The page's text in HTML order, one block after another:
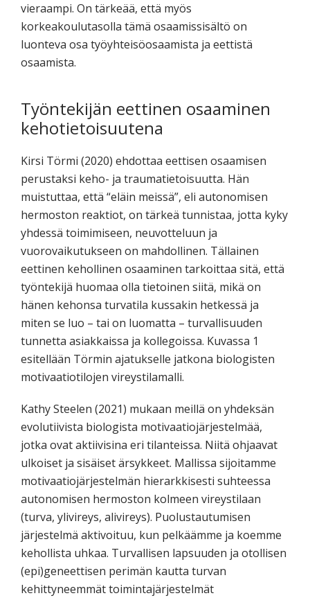
vieraampi. On tärkeää, että myös
korkeakoulutasolla tämä osaamissisältö on
luonteva osa työyhteisöosaamista ja eettistä
osaamista.
Työntekijän eettinen osaaminen
kehotietoisuutena
Kirsi Törmi (2020) ehdottaa eettisen osaamisen
perustaksi keho- ja traumatietoisuutta. Hän
muistuttaa, että “eläin meissä”, eli autonomisen
hermoston reaktiot, on tärkeä tunnistaa, jotta kyky
yhdessä toimimiseen, neuvotteluun ja
vuorovaikutukseen on mahdollinen. Tällainen
eettinen kehollinen osaaminen tarkoittaa sitä, että
työntekijä huomaa olla tietoinen siitä, mikä on
hänen kehonsa turvatila kussakin hetkessä ja
miten se luo – tai on luomatta – turvallisuuden
tunnetta asiakkaissa ja kollegoissa. Kuvassa 1
esitellään Törmin ajatukselle jatkona biologisten
motivaatiotilojen vireystilamalli.
Kathy Steelen (2021) mukaan meillä on yhdeksän
evolutiivista biologista motivaatiojärjestelmää,
jotka ovat aktiivisina eri tilanteissa. Niitä ohjaavat
ulkoiset ja sisäiset ärsykkeet. Mallissa sijoitamme
motivaatiojärjestelmän hierarkkisesti suhteessa
autonomisen hermoston kolmeen vireystilaan
(turva, ylivireys, alivireys). Puolustautumisen
järjestelmä aktivoituu, kun pelkäämme ja koemme
kehollista uhkaa. Turvallisen lapsuuden ja otollisen
(epi)geneettisen perimän kautta turvan
kehittyneemmät toimintajärjestelmät